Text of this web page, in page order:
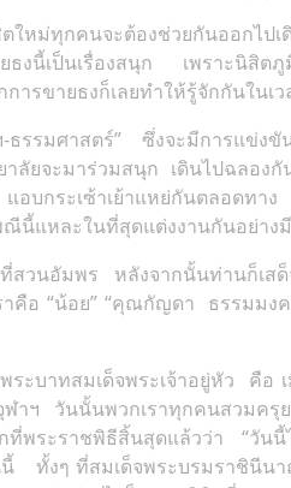
ทุกคนจะต้องช่วยกันออกไปเ
งนี้เป็นเรื่องสนุก เพราะนิสิต
รขายธงก็เลยทำให้รู้จักกันในเ
รรมศาสตร์” ซึ่งจะมีการแข่ง
ยจะมาร่วมสนุก เดินไปฉลอง
ะเซ้าเย้าแหย่กันตลอดทาง
แหละในที่สุดแต่งงานกันอย่า
สวนอัมพร หลังจากนั้นท่านก็เ
อ “น้อย” “คุณกัญดา ธรรมมง
ะบาทสมเด็จพระเจ้าอยู่หัว
าฯ วันนั้นพวกเราทุกคนสวมค
พระราชพิธีสิ้นสุดแล้วว่า “วัน
งๆ ที่สมเด็จพระบรมราชินีน